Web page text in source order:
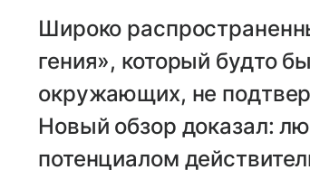
Широко
гения», который будто
окружающих, не
Новый обзор доказал:
потенциалом